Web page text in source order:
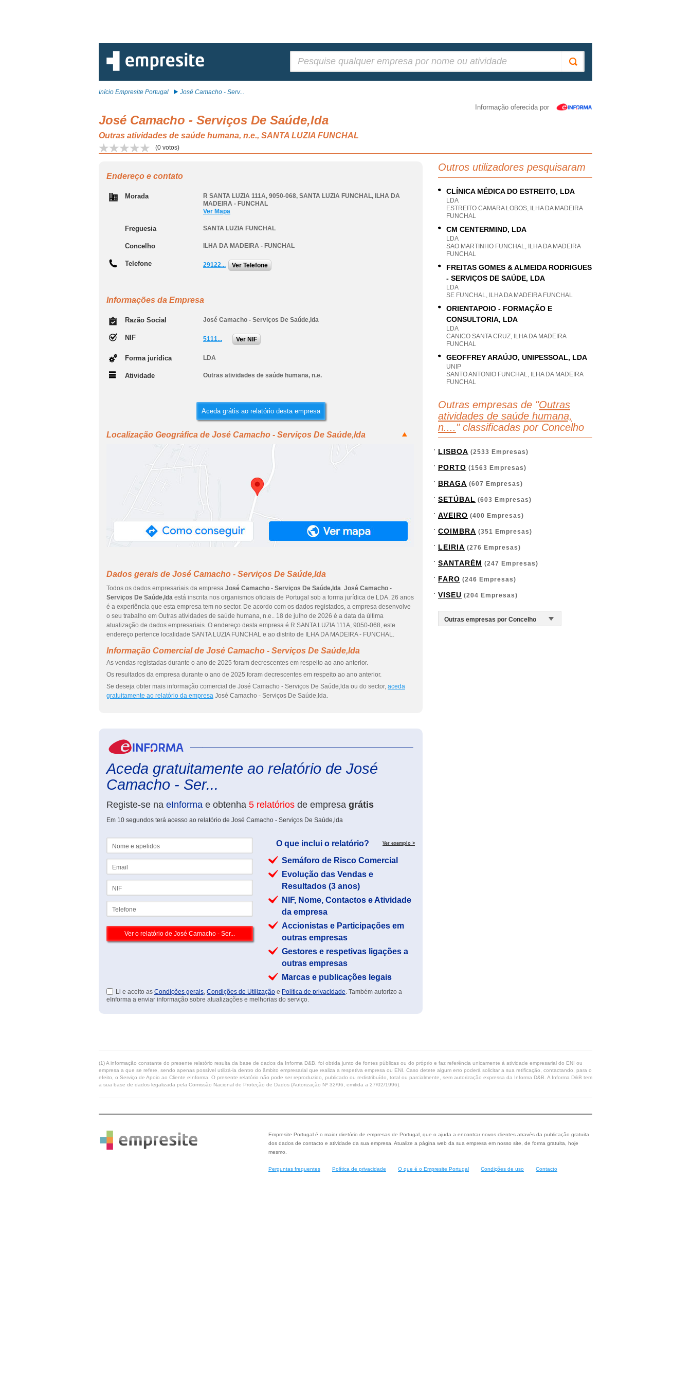
Início Empresite Portugal José Camacho - Serv...
Informação oferecida por
José Camacho - Serviços De Saúde,lda
Outras atividades de saúde humana, n.e., SANTA LUZIA FUNCHAL
(0 votos)
Endereço e contato
Morada R SANTA LUZIA 111A, 9050-068, SANTA LUZIA FUNCHAL, ILHA DA
MADEIRA - FUNCHAL
Ver Mapa
Freguesia SANTA LUZIA FUNCHAL
Concelho ILHA DA MADEIRA - FUNCHAL
Telefone 29122... Ver Telefone
Informações da Empresa
Razão Social José Camacho - Serviços De Saúde,lda
NIF 5111... Ver NIF
Forma jurídica LDA
Atividade Outras atividades de saúde humana, n.e.
Aceda grátis ao relatório desta empresa
Localização Geográfica de José Camacho - Serviços De Saúde,lda
Dados gerais de José Camacho - Serviços De Saúde,lda
Todos os dados empresariais da empresa José Camacho - Serviços De Saúde,lda. José Camacho -
Serviços De Saúde,lda está inscrita nos organismos oficiais de Portugal sob a forma jurídica de LDA. 26 anos
é a experiência que esta empresa tem no sector. De acordo com os dados registados, a empresa desenvolve
o seu trabalho em Outras atividades de saúde humana, n.e.. 18 de julho de 2026 é a data da última
atualização de dados empresariais. O endereço desta empresa é R SANTA LUZIA 111A, 9050-068, este
endereço pertence localidade SANTA LUZIA FUNCHAL e ao distrito de ILHA DA MADEIRA - FUNCHAL.
Informação Comercial de José Camacho - Serviços De Saúde,lda
As vendas registadas durante o ano de 2025 foram decrescentes em respeito ao ano anterior.
Os resultados da empresa durante o ano de 2025 foram decrescentes em respeito ao ano anterior.
Se deseja obter mais informação comercial de José Camacho - Serviços De Saúde,lda ou do sector, aceda
gratuitamente ao relatório da empresa José Camacho - Serviços De Saúde,lda.
Aceda gratuitamente ao relatório de José
Camacho - Ser...
Registe-se na eInforma e obtenha 5 relatórios de empresa grátis
Em 10 segundos terá acesso ao relatório de José Camacho - Serviços De Saúde,lda
O que inclui o relatório? Ver exemplo >
Semáforo de Risco Comercial
Evolução das Vendas e
Resultados (3 anos)
NIF, Nome, Contactos e Atividade
da empresa
Accionistas e Participações em
outras empresas
Gestores e respetivas ligações a
outras empresas
Marcas e publicações legais
Li e aceito as Condições gerais, Condições de Utilização e Política de privacidade. Também autorizo a
eInforma a enviar informação sobre atualizações e melhorias do serviço.
Outros utilizadores pesquisaram
CLÍNICA MÉDICA DO ESTREITO, LDA
LDA
ESTREITO CAMARA LOBOS, ILHA DA MADEIRA
FUNCHAL
CM CENTERMIND, LDA
LDA
SAO MARTINHO FUNCHAL, ILHA DA MADEIRA
FUNCHAL
FREITAS GOMES & ALMEIDA RODRIGUES
- SERVIÇOS DE SAÚDE, LDA
LDA
SE FUNCHAL, ILHA DA MADEIRA FUNCHAL
ORIENTAPOIO - FORMAÇÃO E
CONSULTORIA, LDA
LDA
CANICO SANTA CRUZ, ILHA DA MADEIRA
FUNCHAL
GEOFFREY ARAÚJO, UNIPESSOAL, LDA
UNIP
SANTO ANTONIO FUNCHAL, ILHA DA MADEIRA
FUNCHAL
Outras empresas de "Outras
atividades de saúde humana,
n.... " classificadas por Concelho
LISBOA (2533 Empresas)
PORTO (1563 Empresas)
BRAGA (607 Empresas)
SETÚBAL (603 Empresas)
AVEIRO (400 Empresas)
COIMBRA (351 Empresas)
LEIRIA (276 Empresas)
SANTARÉM (247 Empresas)
FARO (246 Empresas)
VISEU (204 Empresas)
(1) A informação constante do presente relatório resulta da base de dados da Informa D&B, foi obtida junto de fontes públicas ou do próprio e faz referência unicamente à atividade empresarial do ENI ou
empresa a que se refere, sendo apenas possível utilizá-la dentro do âmbito empresarial que realiza a respetiva empresa ou ENI. Caso detete algum erro poderá solicitar a sua retificação, contactando, para o
efeito, o Serviço de Apoio ao Cliente eInforma. O presente relatório não pode ser reproduzido, publicado ou redistribuído, total ou parcialmente, sem autorização expressa da Informa D&B. A Informa D&B tem
a sua base de dados legalizada pela Comissão Nacional de Proteção de Dados (Autorização Nº 32/96, emitida a 27/02/1996).
Empresite Portugal é o maior diretório de empresas de Portugal, que o ajuda a encontrar novos clientes através da publicação gratuita
dos dados de contacto e atividade da sua empresa. Atualize a página web da sua empresa em nosso site, de forma gratuita, hoje
mesmo.
Perguntas frequentes Política de privacidade O que é o Empresite Portugal Condições de uso Contacto